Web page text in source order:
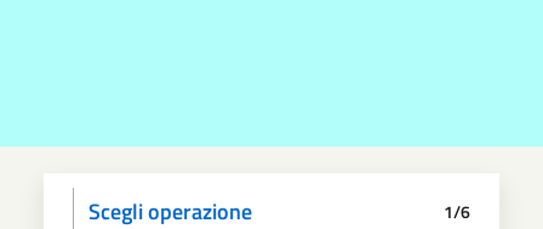
Scegli operazione 1/6